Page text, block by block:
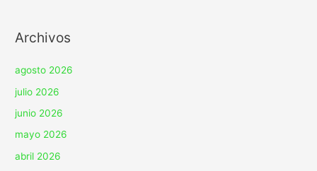
Archivos
agosto 2026
julio 2026
junio 2026
mayo 2026
abril 2026